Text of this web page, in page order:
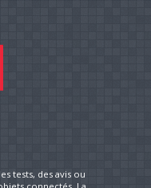
tests, des avis ou